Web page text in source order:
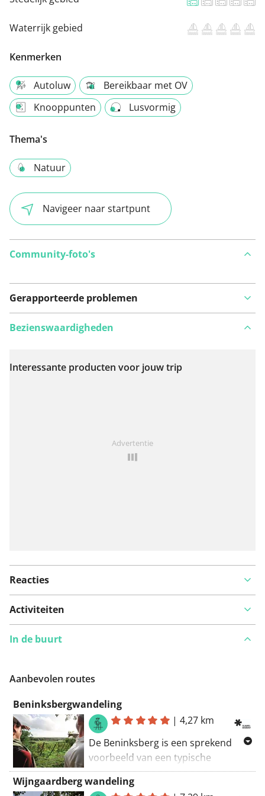
Waterrijk gebied
Kenmerken
Autoluw
Bereikbaar met OV
Knooppunten
Lusvormig
Thema's
Natuur
Navigeer naar startpunt
Community-foto's
Gerapporteerde problemen
Bekijk op kaart
Bezienswaardigheden
Interessante producten voor jouw trip
Advertentie
Reacties
Activiteiten
In de buurt
Aanbevolen routes
Beninksbergwandeling
|4,27 km
De Beninksberg is een sprekend
voorbeeld van een typische
Diestiaanheuvel. Het landschap is
afwisselend, nu eens loofbos, dan
Wijngaardberg wandeling